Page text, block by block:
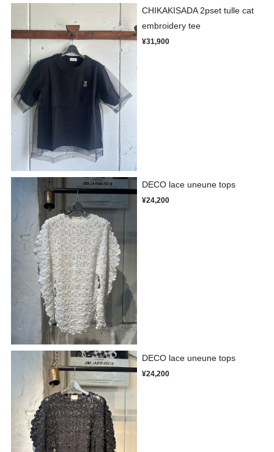
CHIKAKISADA 2pset tulle cat
embroidery tee
¥31,900
DECO lace uneune tops
¥24,200
DECO lace uneune tops
¥24,200